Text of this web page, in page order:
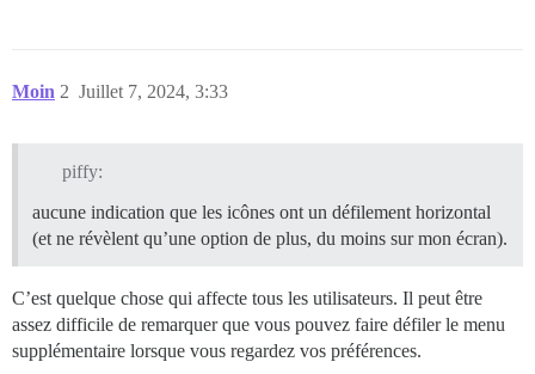
Moin Juillet 7, 2024, 3:33
2
piffy:
aucune indication que les icônes ont un défilement horizontal
(et ne révèlent qu’une option de plus, du moins sur mon écran).
C’est quelque chose qui affecte tous les utilisateurs. Il peut être
assez difficile de remarquer que vous pouvez faire défiler le menu
supplémentaire lorsque vous regardez vos préférences.